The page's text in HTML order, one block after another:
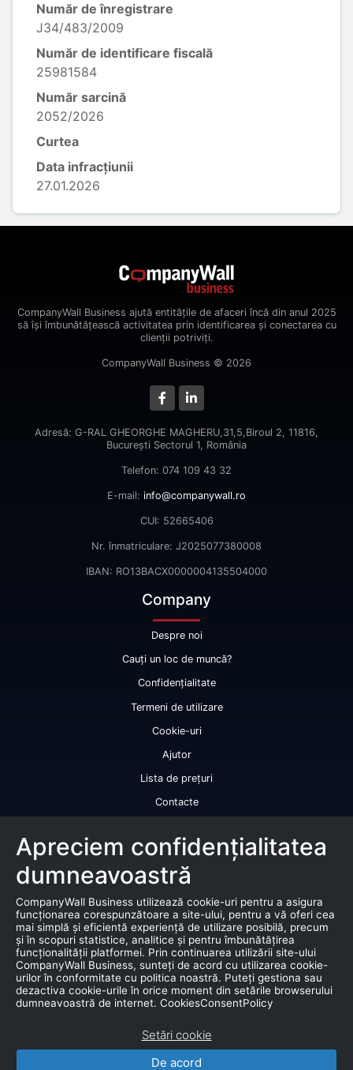
Număr de înregistrare
J34/483/2009
Număr de identificare fiscală
25981584
Număr sarcină
2052/2026
Curtea
Data infracțiunii
27.01.2026
CompanyWall Business ajută entitățile de afaceri încă din anul 2025
să își îmbunătățească activitatea prin identificarea și conectarea cu
clienții potriviți.
CompanyWall Business © 2026
Adresă: G-RAL GHEORGHE MAGHERU,31,5,Biroul 2, 11816,
Bucureşti Sectorul 1, România
Telefon: 074 109 43 32
E-mail: info@companywall.ro
CUI: 52665406
Nr. înmatriculare: J2025077380008
IBAN: RO13BACX0000004135504000
Company
Despre noi
Cauți un loc de muncă?
Confidențialitate
Termeni de utilizare
Cookie-uri
Ajutor
Lista de prețuri
Contacte
Serviciile noastre
Rating de credit
Raport de bonitate
Certificat de bonitate financiară
Produse
Falimente
Bază de date de marketing
Apreciem confidențialitatea
dumneavoastră
CompanyWall Business utilizează cookie-uri pentru a asigura
funcționarea corespunzătoare a site-ului, pentru a vă oferi cea
mai simplă și eficientă experiență de utilizare posibilă, precum
și în scopuri statistice, analitice și pentru îmbunătățirea
funcționalității platformei. Prin continuarea utilizării site-ului
CompanyWall Business, sunteți de acord cu utilizarea cookie-
urilor în conformitate cu politica noastră. Puteți gestiona sau
dezactiva cookie-urile în orice moment din setările browserului
dumneavoastră de internet. CookiesConsentPolicy
Setări cookie
De acord